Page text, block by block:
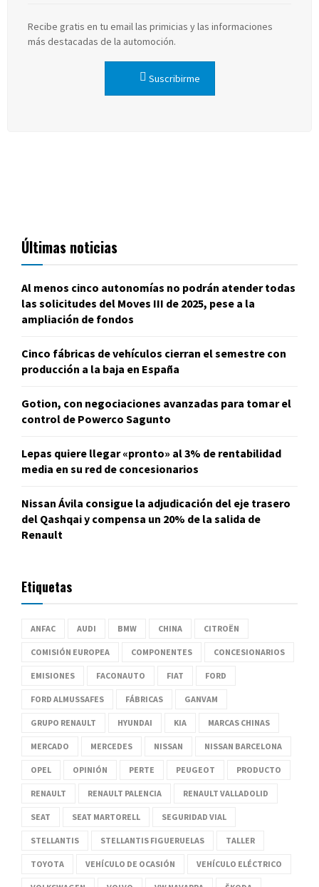
Recibe gratis en tu email las primicias y las informaciones
más destacadas de la automoción.
Suscribirme
Últimas noticias
Al menos cinco autonomías no podrán atender todas
las solicitudes del Moves III de 2025, pese a la
ampliación de fondos
Cinco fábricas de vehículos cierran el semestre con
producción a la baja en España
Gotion, con negociaciones avanzadas para tomar el
control de Powerco Sagunto
Lepas quiere llegar «pronto» al 3% de rentabilidad
media en su red de concesionarios
Nissan Ávila consigue la adjudicación del eje trasero
del Qashqai y compensa un 20% de la salida de
Renault
Etiquetas
ANFAC AUDI BMW CHINA CITROËN
COMISIÓN EUROPEA COMPONENTES CONCESIONARIOS
EMISIONES FACONAUTO FIAT FORD
FORD ALMUSSAFES FÁBRICAS GANVAM
GRUPO RENAULT HYUNDAI KIA MARCAS CHINAS
MERCADO MERCEDES NISSAN NISSAN BARCELONA
OPEL OPINIÓN PERTE PEUGEOT PRODUCTO
RENAULT RENAULT PALENCIA RENAULT VALLADOLID
SEAT SEAT MARTORELL SEGURIDAD VIAL
STELLANTIS STELLANTIS FIGUERUELAS TALLER
TOYOTA VEHÍCULO DE OCASIÓN VEHÍCULO ELÉCTRICO